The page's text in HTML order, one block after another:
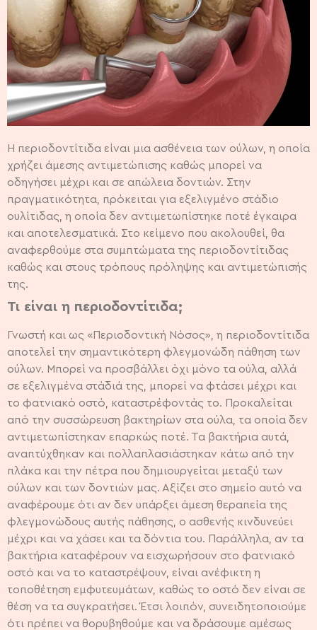
Η περιοδοντίτιδα είναι μια ασθένεια των ούλων, η οποία
χρήζει άμεσης αντιμετώπισης καθώς μπορεί να
οδηγήσει μέχρι και σε απώλεια δοντιών. Στην
πραγματικότητα, πρόκειται για εξελιγμένο στάδιο
ουλίτιδας, η οποία δεν αντιμετωπίστηκε ποτέ έγκαιρα
και αποτελεσματικά. Στο κείμενο που ακολουθεί, θα
αναφερθούμε στα συμπτώματα της περιοδοντίτιδας
καθώς και στους τρόπους πρόληψης και αντιμετώπισής
της.
Τι είναι η περιοδοντίτιδα;
Γνωστή και ως «Περιοδοντική Νόσος», η περιοδοντίτιδα
αποτελεί την σημαντικότερη φλεγμονώδη πάθηση των
ούλων. Μπορεί να προσβάλλει όχι μόνο τα ούλα, αλλά
σε εξελιγμένα στάδιά της, μπορεί να φτάσει μέχρι και
το φατνιακό οστό, καταστρέφοντάς το. Προκαλείται
από την συσσώρευση βακτηρίων στα ούλα, τα οποία δεν
αντιμετωπίστηκαν επαρκώς ποτέ. Τα βακτήρια αυτά,
αναπτύχθηκαν και πολλαπλασιάστηκαν κάτω από την
πλάκα και την πέτρα που δημιουργείται μεταξύ των
ούλων και των δοντιών μας. Αξίζει στο σημείο αυτό να
αναφέρουμε ότι αν δεν υπάρξει άμεση θεραπεία της
φλεγμονώδους αυτής πάθησης, ο ασθενής κινδυνεύει
μέχρι και να χάσει και τα δόντια του. Παράλληλα, αν τα
βακτήρια καταφέρουν να εισχωρήσουν στο φατνιακό
οστό και να το καταστρέψουν, είναι ανέφικτη η
τοποθέτηση εμφυτευμάτων, καθώς το οστό δεν είναι σε
θέση να τα συγκρατήσει. Έτσι λοιπόν, συνειδητοποιούμε
ότι πρέπει να θορυβηθούμε και να δράσουμε αμέσως